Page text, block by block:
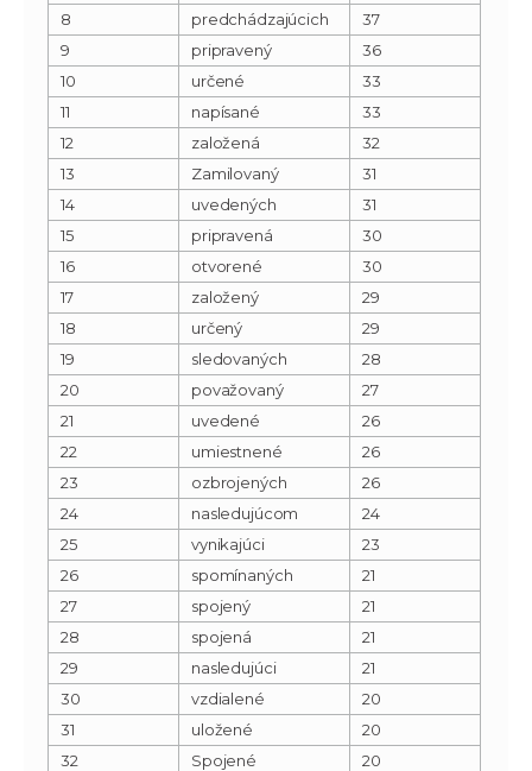
8
predchádzajúcich
37
9
pripravený
36
10
určené
33
11
napísané
33
12
založená
32
13
Zamilovaný
31
14
uvedených
31
15
pripravená
30
16
otvorené
30
17
založený
29
18
určený
29
19
sledovaných
28
20
považovaný
27
21
uvedené
26
22
umiestnené
26
23
ozbrojených
26
24
nasledujúcom
24
25
vynikajúci
23
26
spomínaných
21
27
spojený
21
28
spojená
21
29
nasledujúci
21
30
vzdialené
20
31
uložené
20
32
Spojené
20